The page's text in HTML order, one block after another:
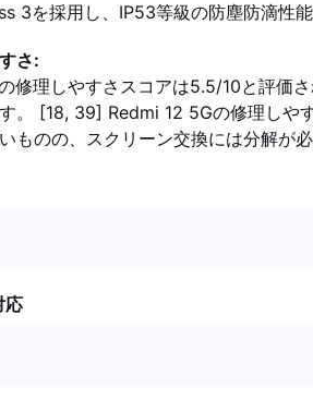
3を採用し、IP53等級の防塵防滴性
さ:
修理しやすさスコアは5.5/10と評価
。 [18, 39] Redmi 12 5Gの修理しや
ものの、スクリーン交換には分解が
応